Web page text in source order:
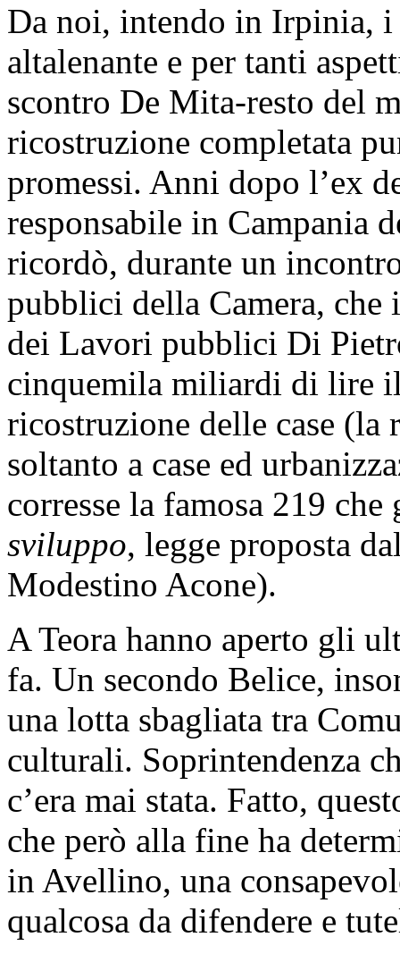
Da noi, intendo in Irpinia, i
altalenante e per tanti
scontro De Mita-resto del
ricostruzione completata
promessi. Anni dopo l’ex
responsabile in Campania
ricordò, durante un
pubblici della Camera,
dei Lavori pubblici Di
cinquemila miliardi di lire
ricostruzione delle case (la
soltanto a case ed
corresse la famosa 219
sviluppo, legge proposta
Modestino Acone).
A Teora hanno aperto gli
fa. Un secondo Belice,
una lotta sbagliata tra
culturali. Soprintendenza
c’era mai stata. Fatto,
che però alla fine ha
in Avellino, una
qualcosa da difendere e